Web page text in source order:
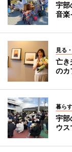
宇
音楽
見る
亡
のカ
暮ら
宇
ウス